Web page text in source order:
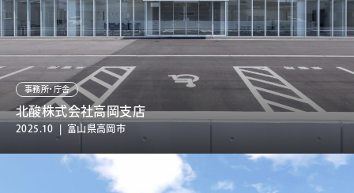
事務所・庁舎
北酸株式会社高岡支店
2025.10 | 富山県高岡市